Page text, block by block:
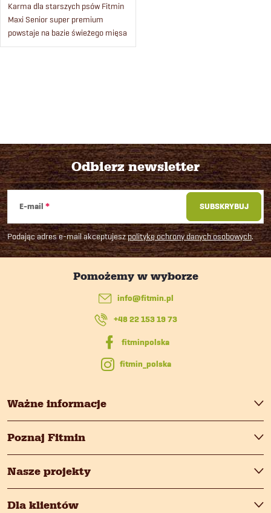
Karma dla starszych psów Fitmin
Maxi Senior super premium
powstaje na bazie świeżego mięsa
drobiowego pochodzącego ze
t
r
o
l
k
y
S
t
o
Odbierz newsletter
E-mail
Podając adres e-mail akceptujeszpolitykę ochrony danych osobowych.
SUBSKRYBUJ
Ważne informacje
Poznaj Fitmin
Nasze projekty
Dla klientów
info@fitmin.pl
+48 22 153 19 73
fitmin_polska